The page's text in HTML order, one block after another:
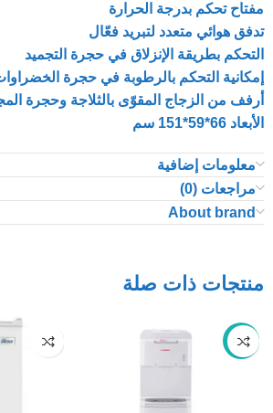
مفتاح تحكم بدرجة الحرارة
تدفق هوائي متعدد لتبريد فعّال
التحكم بطريقة الإنزلاق في حجرة التجميد
إمكانية التحكم بالرطوبة في حجرة
أرفف من الزجاج المقوّى بالثلاجة وحجرة
الأبعاد 66*59*151 سم
معلومات إضافية
مراجعات (0)
About brand
منتجات ذات صلة
-27%